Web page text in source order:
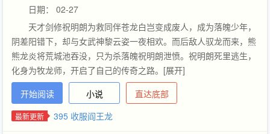
日期： 02-27
天才剑修祝明朗为救同伴苍龙白岂变成废人，成为落魄少年，
阴差阳错下，却与女武神黎云姿一夜相欢。而后敌人驭龙而来，熊
熊龙炎将荒城池吞没，只为杀落魄祝明朗泄愤。祝明朗死里逃生，
化身为牧龙师，开启了自己的传奇之路。[展开]
开始阅读
小说 直达底部
最新更新 395 收服阎王龙